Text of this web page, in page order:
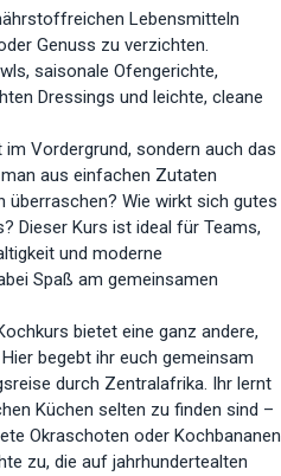
Lebensmitteln
Genuss zu verzichten.
saisonale Ofengerichte,
Dressings und leichte, cleane
Vordergrund, sondern auch das
aus einfachen Zutaten
überraschen? Wie wirkt sich gutes
Dieser Kurs ist ideal für Teams,
und moderne
Spaß am gemeinsamen
bietet eine ganz andere,
begebt ihr euch gemeinsam
durch Zentralafrika. Ihr lernt
Küchen selten zu finden sind –
Okraschoten oder Kochbananen
zu, die auf jahrhundertealten